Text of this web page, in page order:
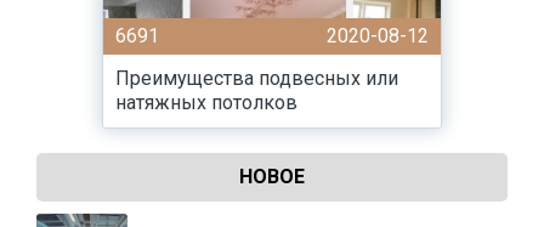
6691
2020-08-12
Преимущества подвесных или
натяжных потолков
НОВОЕ